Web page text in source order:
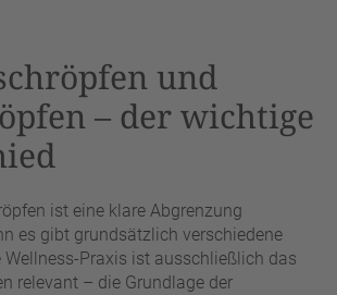
und
– der wichtige
ist eine klare Abgrenzung
es gibt grundsätzlich verschiedene
Wellness-Praxis ist ausschließlich das
relevant – die Grundlage der